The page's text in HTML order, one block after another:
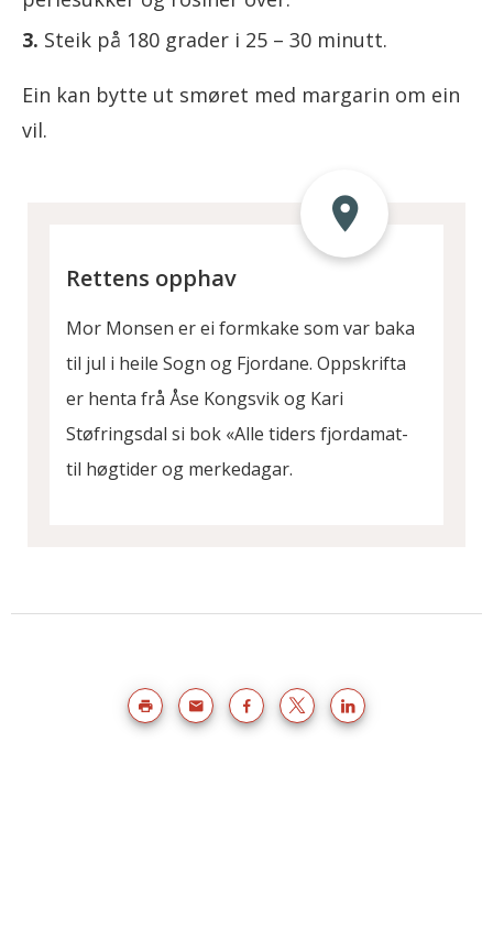
Steik på 180 grader i 25 – 30 minutt.
Ein kan bytte ut smøret med margarin om ein
vil.
Rettens opphav
Mor Monsen er ei formkake som var baka
til jul i heile Sogn og Fjordane. Oppskrifta
er henta frå Åse Kongsvik og Kari
Støfringsdal si bok «Alle tiders fjordamat-
til høgtider og merkedagar.